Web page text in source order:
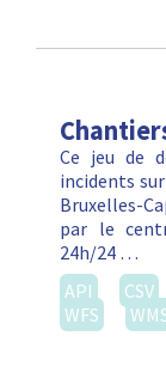
Ce jeu de
incidents
Bruxelles-
par le
24h/24 …
API
CSV
WFS